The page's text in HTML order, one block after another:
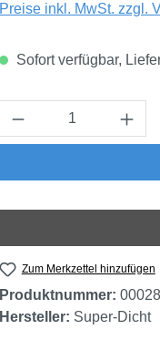
Preise inkl. MwSt. zzgl.
Sofort verfügbar,
Produkt
Zum Merkzettel hinzufügen
Produktnummer:
Hersteller: Super-Dicht